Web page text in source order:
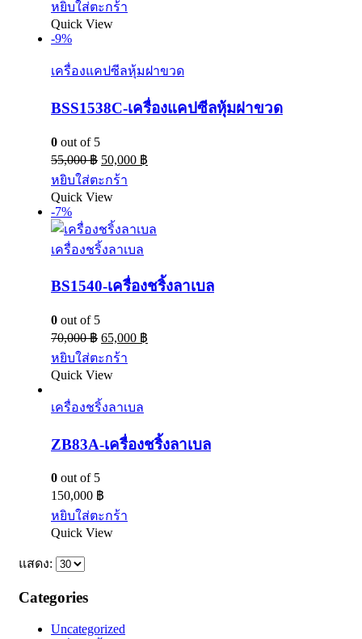
หยิบใส่ตะกร้า
Quick View
-9%
เครื่องแคปซีลหุ้มฝาขวด
BSS1538C-เครื่องแคปซีลหุ้มฝาขวด
0 out of 5
55,000฿ 50,000 ฿
หยิบใส่ตะกร้า
Quick View
-7%
เครื่องชริ้งลาเบล
BS1540-เครื่องชริ้งลาเบล
0 out of 5
70,000฿ 65,000 ฿
หยิบใส่ตะกร้า
Quick View
เครื่องชริ้งลาเบล
ZB83A-เครื่องชริ้งลาเบล
0 out of 5
150,000 ฿
หยิบใส่ตะกร้า
Quick View
แสดง:
Categories
Uncategorized